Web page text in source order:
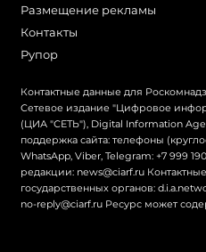
Размещение рекламы
Контакты
Рупор
Контактные данные для
Сетевое издание "Цифровое
(ЦИА "СЕТЬ"), Digital Information
поддержка сайта: телефоны
WhatsApp, Viber, Telegram: +7 999
редакции: news@ciarf.ru
государственных органов:
no-reply@ciarf.ru Ресурс может